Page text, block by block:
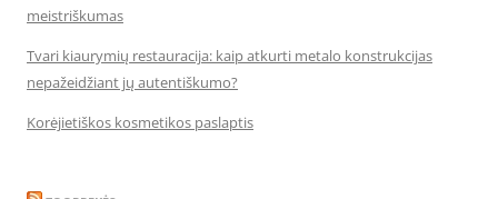
meistriškumas
Tvari kiaurymių restauracija: kaip atkurti metalo konstrukcijas
nepažeidžiant jų autentiškumo?
Korėjietiškos kosmetikos paslaptis